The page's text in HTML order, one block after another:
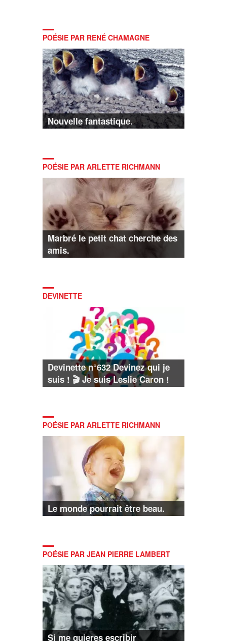
POÉSIE PAR RENÉ CHAMAGNE
Nouvelle fantastique.
POÉSIE PAR ARLETTE RICHMANN
Marbré le petit chat cherche des
amis.
DEVINETTE
Devinette n°632 Devinez qui je
suis ! 🎬 Je suis Leslie Caron !
POÉSIE PAR ARLETTE RICHMANN
Le monde pourrait être beau.
POÉSIE PAR JEAN PIERRE LAMBERT
Si me quieres escribir